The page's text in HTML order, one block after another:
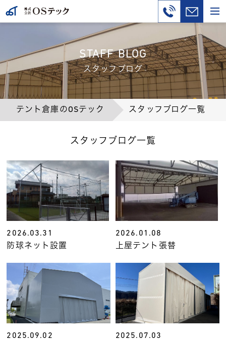
STAFF BLOG
スタッフブログ
テント倉庫のOSテック スタッフブログ一覧
スタッフブログ一覧
2026.03.31
防球ネット設置
2026.01.08
上屋テント張替
2025.09.02
2025.07.03